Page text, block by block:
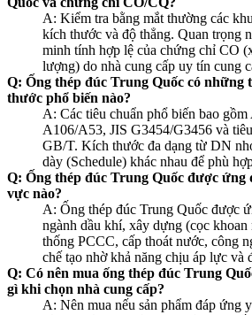
A: Kiểm tra bằng mắt thường các
kích thước và độ thẳng. Quan trọng
minh tính hợp lệ của chứng chỉ CO
lượng) do nhà cung cấp uy tín cung
Q: Ống thép đúc Trung Quốc có những
thước phổ biến nào?
A: Các tiêu chuẩn phổ biến bao
A106/A53, JIS G3454/G3456 và
GB/T. Kích thước đa dạng từ DN
dày (Schedule) khác nhau để phù
Q: Ống thép đúc Trung Quốc được
vực nào?
A: Ống thép đúc Trung Quốc được
ngành dầu khí, xây dựng (cọc
thống PCCC, cấp thoát nước, công
chế tạo nhờ khả năng chịu áp lực và
Q: Có nên mua ống thép đúc Trung
gì khi chọn nhà cung cấp?
A: Nên mua nếu sản phẩm đáp ứng